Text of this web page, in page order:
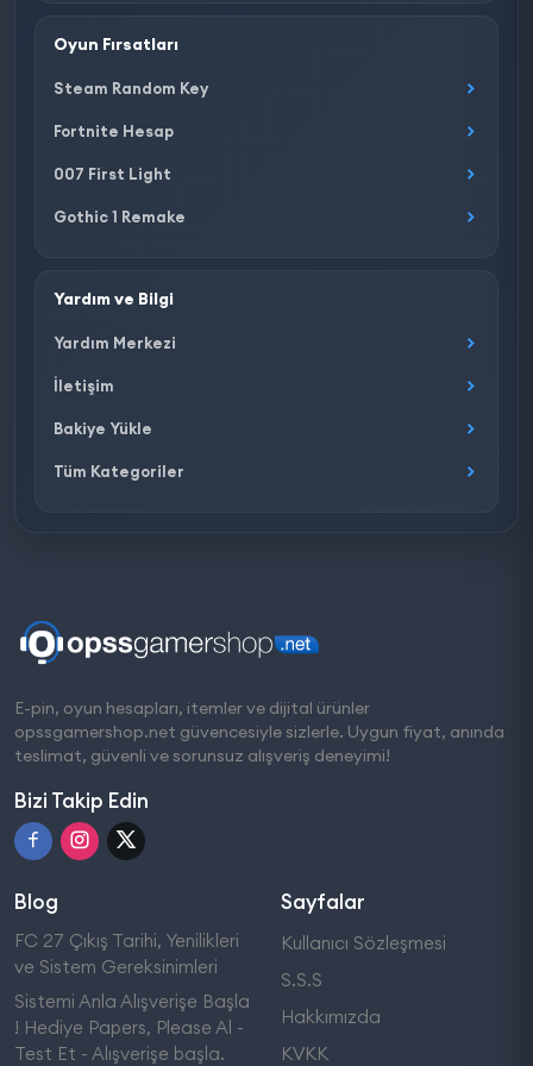
Oyun Fırsatları
Steam Random Key
Fortnite Hesap
007 First Light
Gothic 1 Remake
Yardım ve Bilgi
Yardım Merkezi
İletişim
Bakiye Yükle
Tüm Kategoriler
E-pin, oyun hesapları, itemler ve dijital ürünler
opssgamershop.net güvencesiyle sizlerle. Uygun fiyat, anında
teslimat, güvenli ve sorunsuz alışveriş deneyimi!
Bizi Takip Edin
Blog
FC 27 Çıkış Tarihi, Yenilikleri
ve Sistem Gereksinimleri
Sistemi Anla Alışverişe Başla
! Hediye Papers, Please Al -
Test Et - Alışverişe başla.
Sayfalar
Kullanıcı Sözleşmesi
S.S.S
Hakkımızda
KVKK